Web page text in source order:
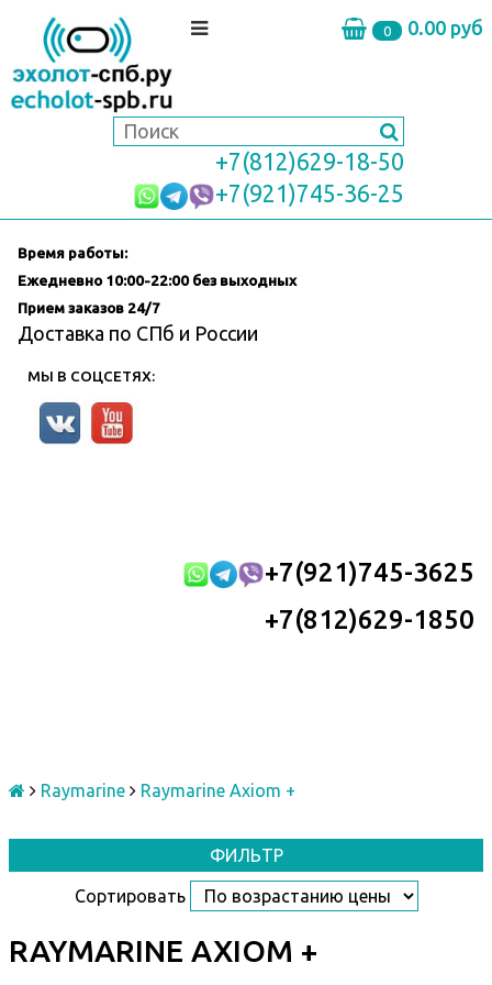
0 0.00 руб
+7(812)629-18-50
+7(921)745-36-25
Время работы:
Ежедневно 10:00-22:00 без выходных
Прием заказов 24/7
Доставка по СПб и России
МЫ В СОЦСЕТЯХ:
+7(921)745-3625
+7(812)629-1850
Raymarine Raymarine Axiom +
ФИЛЬТР
Сортировать
RAYMARINE AXIOM +